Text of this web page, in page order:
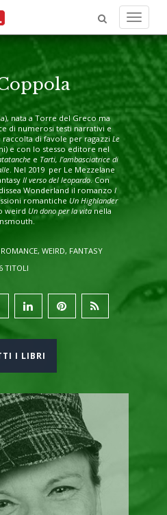
Menu
nata a Torre del Greco ma
di numerosi testi narrativi e
di favole per ragazzi Le
e con lo stesso editore nel
e Tarti, l’ambasciatrice di
. Nel 2019 per Le Mezzelane
Il verso del leopardo. Con
Wonderland il romanzo I
romantiche Un Highlander
weird Un dono per la vitanella
WEIRD, FANTASY
6 TITOLI
I LIBRI